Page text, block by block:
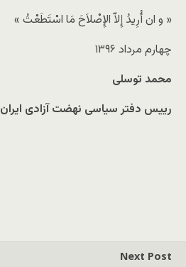
« و ان أُرِیدُ إِلاّ الإِصْلاَحَ مَا اسْتَطَعْتُ »
چهارم مرداد ۱۳۹۶
محمد توسلی
رییس دفتر سیاسی نهضت آزادی ایران
Next Post